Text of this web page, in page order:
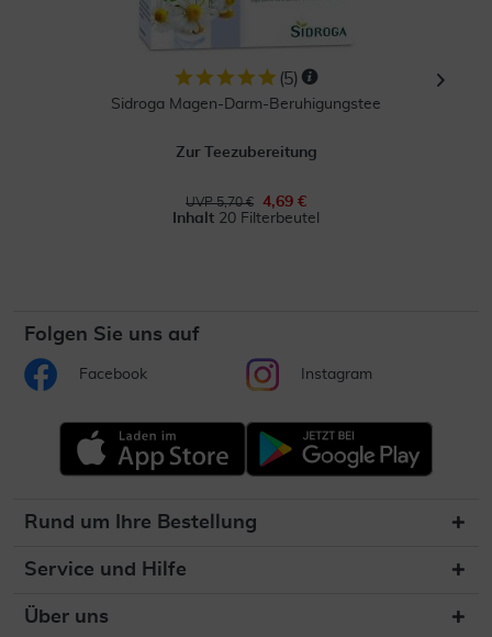
(5)
Sidroga Magen-Darm-Beruhigungstee
Zur Teezubereitung
UVP 5,70 €
4,69 €
Inhalt 20 Filterbeutel
Folgen Sie uns auf
Facebook Instagram
Rund um Ihre Bestellung
Service und Hilfe
Über uns